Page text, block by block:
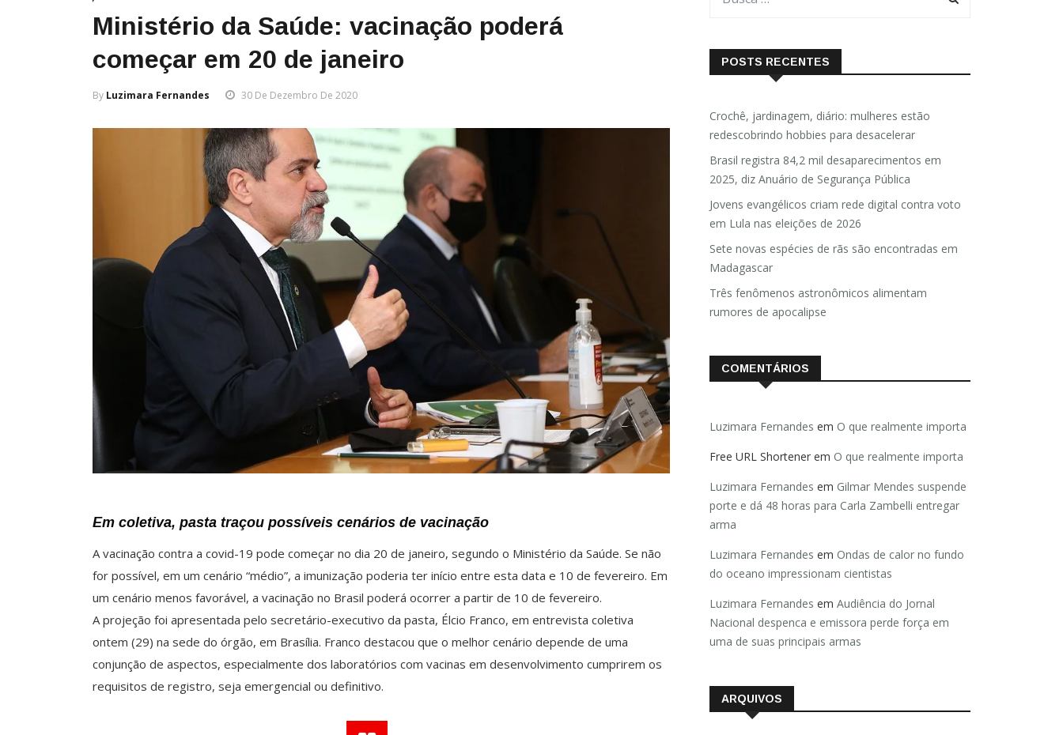
Ministério da Saúde: vacinação poderá
começar em 20 de janeiro
By Luzimara Fernandes 30 De Dezembro De 2020
Em coletiva, pasta traçou possíveis cenários de vacinação
A vacinação contra a covid-19 pode começar no dia 20 de janeiro, segundo o Ministério da Saúde. Se não
for possível, em um cenário “médio”, a imunização poderia ter início entre esta data e 10 de fevereiro. Em
um cenário menos favorável, a vacinação no Brasil poderá ocorrer a partir de 10 de fevereiro.
A projeção foi apresentada pelo secretário-executivo da pasta, Élcio Franco, em entrevista coletiva
ontem (29) na sede do órgão, em Brasília. Franco destacou que o melhor cenário depende de uma
conjunção de aspectos, especialmente dos laboratórios com vacinas em desenvolvimento cumprirem os
requisitos de registro, seja emergencial ou definitivo.
POSTS RECENTES
Crochê, jardinagem, diário: mulheres estão
redescobrindo hobbies para desacelerar
Brasil registra 84,2 mil desaparecimentos em
2025, diz Anuário de Segurança Pública
Jovens evangélicos criam rede digital contra voto
em Lula nas eleições de 2026
Sete novas espécies de rãs são encontradas em
Madagascar
Três fenômenos astronômicos alimentam
rumores de apocalipse
COMENTÁRIOS
Luzimara Fernandes em O que realmente importa
Free URL Shortener em O que realmente importa
Luzimara Fernandes em Gilmar Mendes suspende
porte e dá 48 horas para Carla Zambelli entregar
arma
Luzimara Fernandes em Ondas de calor no fundo
do oceano impressionam cientistas
Luzimara Fernandes em Audiência do Jornal
Nacional despenca e emissora perde força em
uma de suas principais armas
ARQUIVOS